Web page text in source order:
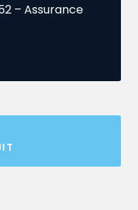
– Assurance